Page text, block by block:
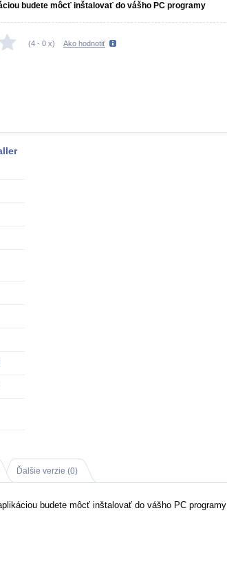
budete môcť inštalovať do vášho PC programy
(4 - 0 x) Ako hodnotiť
Ďalšie verzie (0)
budete môcť inštalovať do vášho PC programy